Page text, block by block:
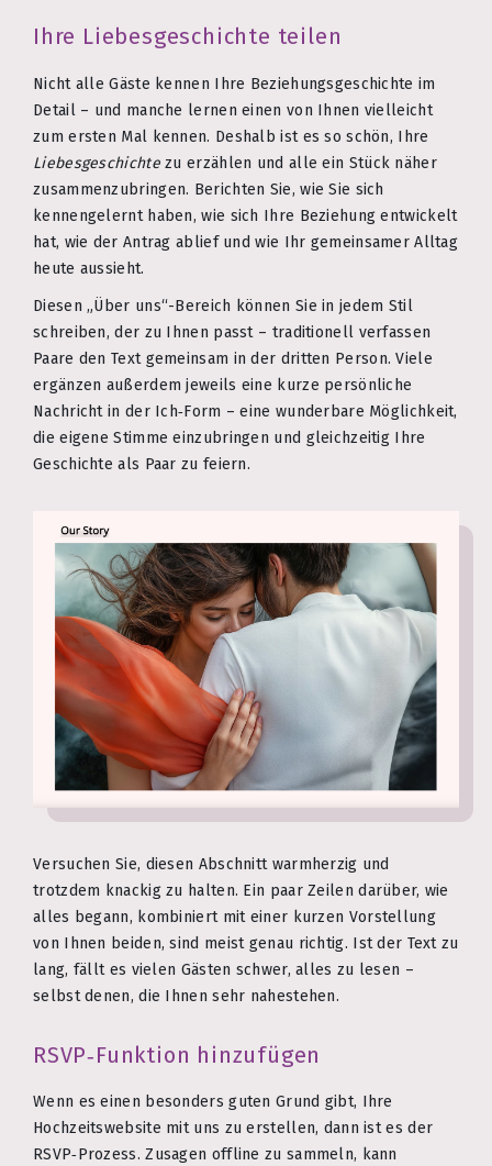
Ihre Liebesgeschichte teilen
Nicht alle Gäste kennen Ihre Beziehungsgeschichte im
Detail – und manche lernen einen von Ihnen vielleicht
zum ersten Mal kennen. Deshalb ist es so schön, Ihre
Liebesgeschichtezu erzählen und alle ein Stück näher
zusammenzubringen. Berichten Sie, wie Sie sich
kennengelernt haben, wie sich Ihre Beziehung entwickelt
hat, wie der Antrag ablief und wie Ihr gemeinsamer Alltag
heute aussieht.
Diesen „Über uns“-Bereich können Sie in jedem Stil
schreiben, der zu Ihnen passt – traditionell verfassen
Paare den Text gemeinsam in der dritten Person. Viele
ergänzen außerdem jeweils eine kurze persönliche
Nachricht in der Ich‑Form – eine wunderbare Möglichkeit,
die eigene Stimme einzubringen und gleichzeitig Ihre
Geschichte als Paar zu feiern.
Versuchen Sie, diesen Abschnitt warmherzig und
trotzdem knackig zu halten. Ein paar Zeilen darüber, wie
alles begann, kombiniert mit einer kurzen Vorstellung
von Ihnen beiden, sind meist genau richtig. Ist der Text zu
lang, fällt es vielen Gästen schwer, alles zu lesen –
selbst denen, die Ihnen sehr nahestehen.
RSVP‑Funktion hinzufügen
Wenn es einen besonders guten Grund gibt, Ihre
Hochzeitswebsite mit uns zu erstellen, dann ist es der
RSVP‑Prozess. Zusagen offline zu sammeln, kann